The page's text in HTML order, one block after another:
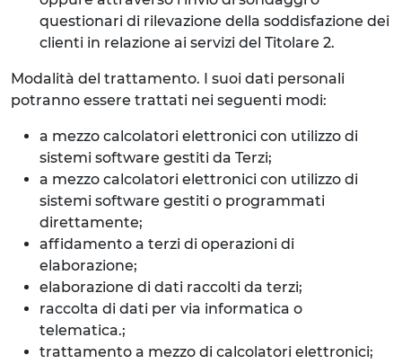
questionari di rilevazione della soddisfazione dei
clienti in relazione ai servizi del Titolare 2.
Modalità del trattamento. I suoi dati personali
potranno essere trattati nei seguenti modi:
a mezzo calcolatori elettronici con utilizzo di
sistemi software gestiti da Terzi;
a mezzo calcolatori elettronici con utilizzo di
sistemi software gestiti o programmati
direttamente;
affidamento a terzi di operazioni di
elaborazione;
elaborazione di dati raccolti da terzi;
raccolta di dati per via informatica o
telematica.;
trattamento a mezzo di calcolatori elettronici;